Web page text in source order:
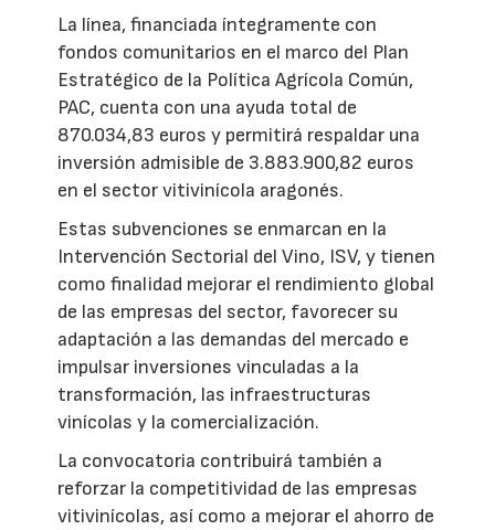
La línea, financiada íntegramente con
fondos comunitarios en el marco del Plan
Estratégico de la Política Agrícola Común,
PAC, cuenta con una ayuda total de
870.034,83 euros y permitirá respaldar una
inversión admisible de 3.883.900,82 euros
en el sector vitivinícola aragonés.
Estas subvenciones se enmarcan en la
Intervención Sectorial del Vino, ISV, y tienen
como finalidad mejorar el rendimiento global
de las empresas del sector, favorecer su
adaptación a las demandas del mercado e
impulsar inversiones vinculadas a la
transformación, las infraestructuras
vinícolas y la comercialización.
La convocatoria contribuirá también a
reforzar la competitividad de las empresas
vitivinícolas, así como a mejorar el ahorro de